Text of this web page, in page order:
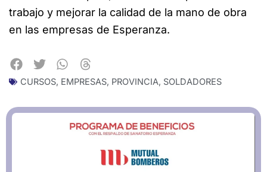
trabajo y mejorar la calidad de la mano de obra
en las empresas de Esperanza.
CURSOS, EMPRESAS, PROVINCIA, SOLDADORES